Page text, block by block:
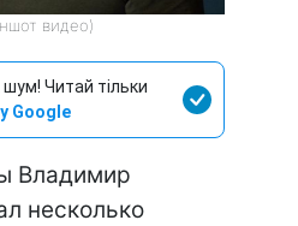
видео)
Читай тільки
Google
Владимир
несколько